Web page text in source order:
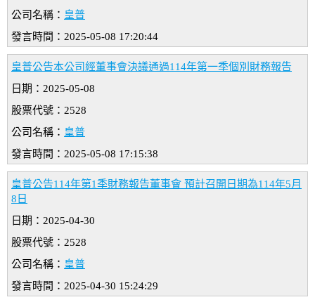
公司名稱： 皇普
發言時間：2025-05-08 17:20:44
皇普公告本公司經董事會決議通過114年第一季個別財務報告
日期：2025-05-08
股票代號：2528
公司名稱： 皇普
發言時間：2025-05-08 17:15:38
皇普公告114年第1季財務報告董事會 預計召開日期為114年5月
8日
日期：2025-04-30
股票代號：2528
公司名稱： 皇普
發言時間：2025-04-30 15:24:29